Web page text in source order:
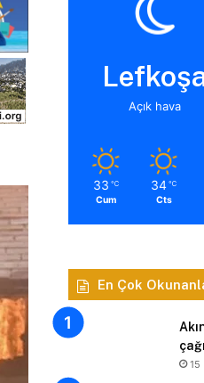
Açık hava
33 ℃
Cum
34 ℃
Cts
En Çok
15